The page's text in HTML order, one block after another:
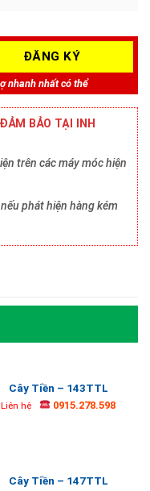
nhanh nhất có thể
BẢO TẠI INH
trên các máy móc hiện
phát hiện hàng kém
Cây Tiền – 143TTL
Liên hệ 0915.278.598
Cây Tiền – 147TTL